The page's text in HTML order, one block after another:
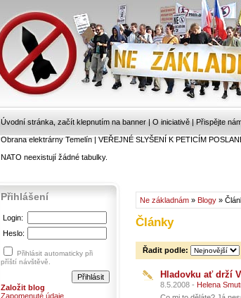
Úvodní stránka, začít klepnutím na banner | O iniciativě | Přispějte
Obrana elektrárny Temelín|VEŘEJNÉ SLYŠENÍ K PETICÍM
NATO neexistují žádné tabulky.
Ne základnám » Blogy »
Články
Řadit podle:
Hladovku ať drží
8.5.2008 - Helena
Přihlášení
Login:
Heslo:
Přihlásit automaticky při
příští návštěvě.
Založit blog
Zapomenuté údaje